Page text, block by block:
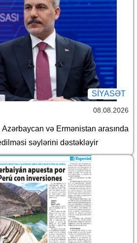
SİYASƏT
08.08.2026
və Ermənistan arasında
səylərini dəstəkləyir